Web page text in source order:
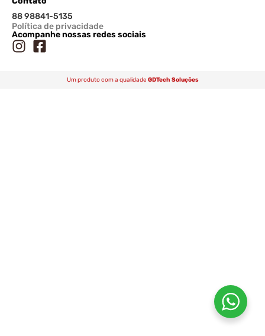
88 98841-5135
Política de privacidade
Acompanhe nossas redes sociais
Um produto com a qualidade GDTech Soluções